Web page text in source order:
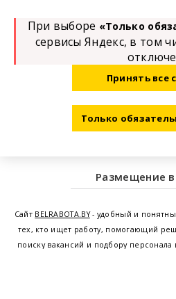
Размещение в
Сайт BELRABOTA.BY- удобный и
тех, кто ищет работу, помогающий
поиску вакансий и подбору
При выборе «Только
сервисы Яндекс, в том
Принять все
Только